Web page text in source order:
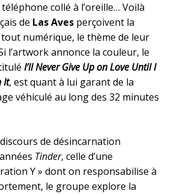
collé à l’oreille… Voilà
de Las Aves perçoivent la
numérique, le thème de leur
l’artwork annonce la couleur, le
I’ll Never Give Up on Love Until I
It, est quant à lui garant de la
véhiculé au long des 32 minutes
de désincarnation
Tinder, celle d’une
Y » dont on responsabilise à
le groupe explore la